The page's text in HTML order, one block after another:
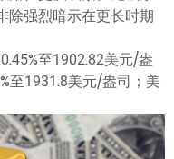
除强烈暗示在更长时期
至1902.82美元/盎
至1931.8美元/盎司；美